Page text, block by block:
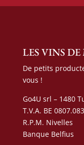
LES VINS
De petits
vous !
Go4U srl – 1480
T.V.A. BE
R.P.M. Nivelles
Banque Belfius